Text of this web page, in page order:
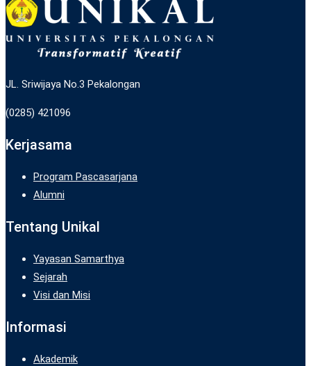
JL. Sriwijaya No.3 Pekalongan
(0285) 421096
Kerjasama
Program Pascasarjana
Alumni
Tentang Unikal
Yayasan Samarthya
Sejarah
Visi dan Misi
Informasi
Akademik